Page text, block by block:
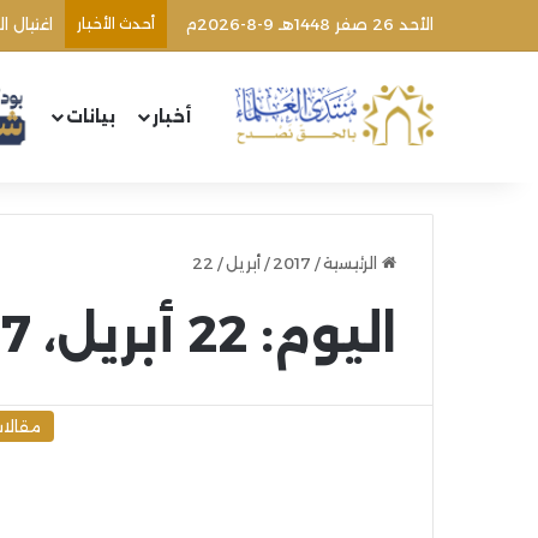
الأحد 26 صفر 1448هـ 9-8-2026م أحدث الأخبار
أخبار بيانات
الرئيسية/
2017
/ أبريل/
22
اليوم: 22 أبريل، 2017